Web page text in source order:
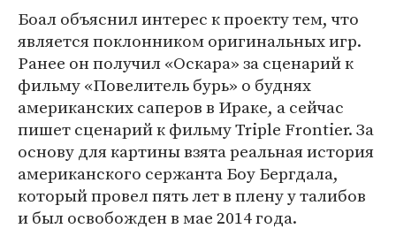
Боал объяснил интерес к проекту тем, что
является поклонником оригинальных игр.
Ранее он получил «Оскара» за сценарий к
фильму «Повелитель бурь» о буднях
американских саперов в Ираке, а сейчас
пишет сценарий к фильму Triple Frontier. За
основу для картины взята реальная история
американского сержанта Боу Бергдала,
который провел пять лет в плену у талибов
и был освобожден в мае 2014 года.